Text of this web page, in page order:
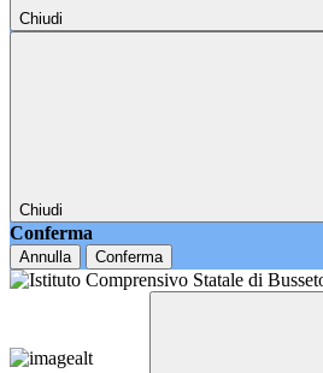
Chiudi
Chiudi
Conferma
Annulla Conferma